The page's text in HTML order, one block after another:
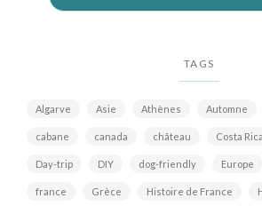
TAGS
Algarve Asie Athènes Automne
cabane canada château Costa Rica
Day-trip DIY dog-friendly Europe
france Grèce Histoire de France